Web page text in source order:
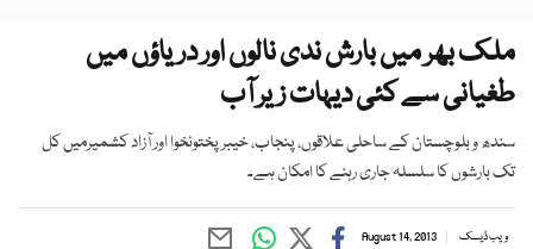
ملک بھر میں بارش ندی نالوں اور دریاؤں میں
طغیانی سے کئی دیہات زیر آب
سندھ و بلوچستان کے ساحلی علاقوں، پنجاب، خیبرپختونخوا اور آزاد کشمیرمیں کل
تک بارشوں کا سلسلہ جاری رہنے کا امکان ہے۔
ویب ڈیسک August 14, 2013